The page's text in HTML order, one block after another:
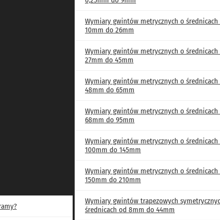
Wymiary gwintów metrycznych o średnicach
10mm do 26mm
Wymiary gwintów metrycznych o średnicach
27mm do 45mm
Wymiary gwintów metrycznych o średnicach
48mm do 65mm
Wymiary gwintów metrycznych o średnicach
68mm do 95mm
Wymiary gwintów metrycznych o średnicach
100mm do 145mm
Wymiary gwintów metrycznych o średnicach
150mm do 210mm
Wymiary gwintów trapezowych
średnicach od 8mm do 44mm
wałka od 500mm do 710mm
wałka od 360mm do 480mm
wałka od 240mm do 340mm
wałka od 170mm do 220mm
od 110mm do 160mm
wałka od 25mm do 100mm
340mm